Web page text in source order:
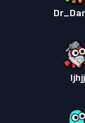
Ijhjj